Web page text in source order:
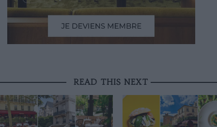
READ THIS NEXT